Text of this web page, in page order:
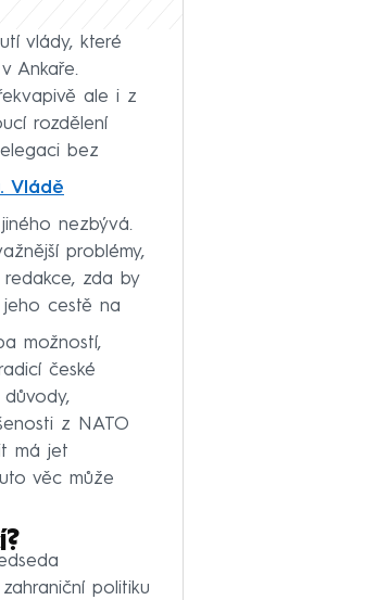
vlády, které
Ankaře.
ale i z
rozdělení
bez
Vládě
nezbývá.
problémy,
zda by
cestě na
možností,
české
z NATO
má jet
věc může
politiku